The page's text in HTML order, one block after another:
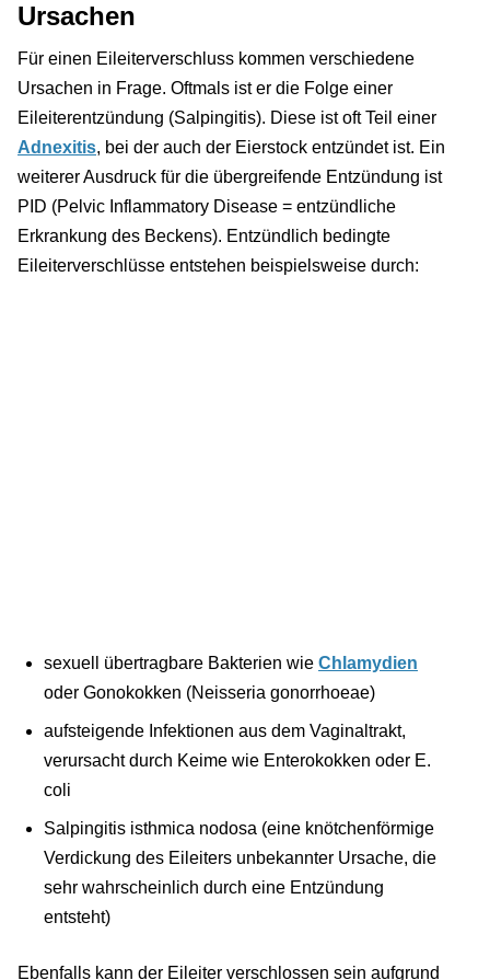
Ursachen
Für einen Eileiterverschluss kommen verschiedene
Ursachen in Frage. Oftmals ist er die Folge einer
Eileiterentzündung (Salpingitis). Diese ist oft Teil einer
Adnexitis, bei der auch der Eierstock entzündet ist. Ein
weiterer Ausdruck für die übergreifende Entzündung ist
PID (Pelvic Inflammatory Disease = entzündliche
Erkrankung des Beckens). Entzündlich bedingte
Eileiterverschlüsse entstehen beispielsweise durch:
sexuell übertragbare Bakterien wie Chlamydien
oder Gonokokken (Neisseria gonorrhoeae)
aufsteigende Infektionen aus dem Vaginaltrakt,
verursacht durch Keime wie Enterokokken oder E.
coli
Salpingitis isthmica nodosa (eine knötchenförmige
Verdickung des Eileiters unbekannter Ursache, die
sehr wahrscheinlich durch eine Entzündung
entsteht)
Ebenfalls kann der Eileiter verschlossen sein aufgrund